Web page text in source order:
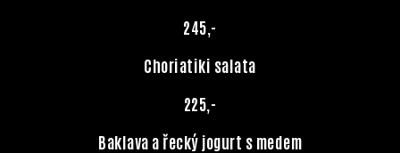
245,-
Choriatiki salata
225,-
Baklava a řecký jogurt s medem